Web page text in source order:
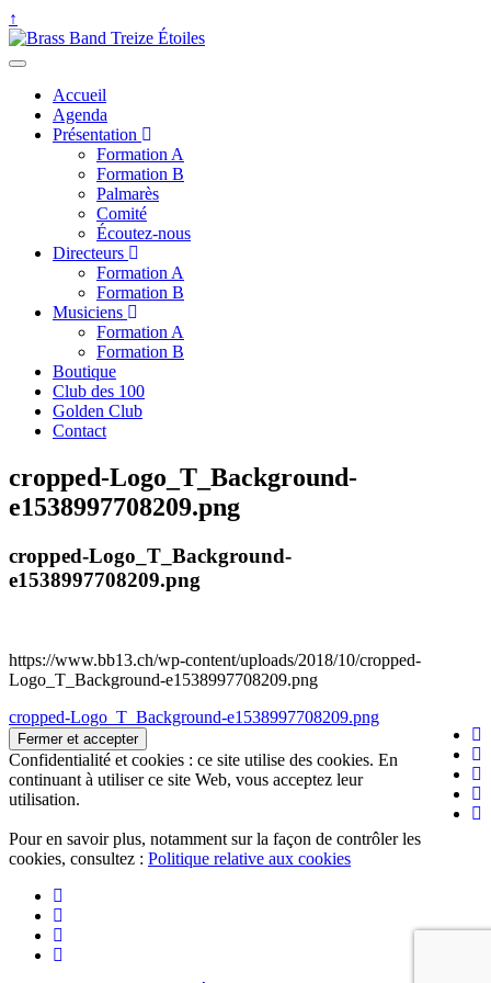
↑
Accueil
Agenda
Présentation
Formation A
Formation B
Palmarès
Comité
Écoutez-nous
Directeurs
Formation A
Formation B
Musiciens
Formation A
Formation B
Boutique
Club des 100
Golden Club
Contact
cropped-Logo_T_Background-
e1538997708209.png
cropped-Logo_T_Background-
e1538997708209.png
https://www.bb13.ch/wp-content/uploads/2018/10/cropped-
Logo_T_Background-e1538997708209.png
Navigation
de
l’article
cropped-Logo_T_Background-e1538997708209.png
Confidentialité et cookies : ce site utilise des cookies. En
continuant à utiliser ce site Web, vous acceptez leur
utilisation.
Pour en savoir plus, notamment sur la façon de contrôler les
cookies, consultez : Politique relative aux cookies